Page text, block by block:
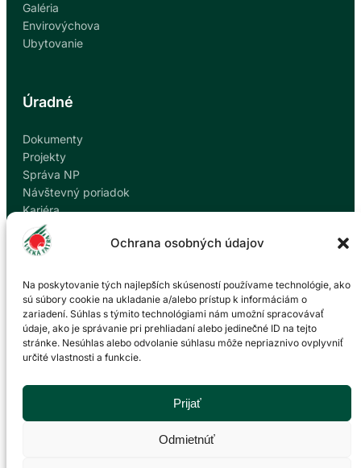
Ochrana osobných údajov
Na poskytovanie tých najlepších skúseností používame technológie, ako
sú súbory cookie na ukladanie a/alebo prístup k informáciám o
zariadení. Súhlas s týmito technológiami nám umožní spracovávať
údaje, ako je správanie pri prehliadaní alebo jedinečné ID na tejto
stránke. Nesúhlas alebo odvolanie súhlasu môže nepriaznivo ovplyvniť
určité vlastnosti a funkcie.
Prijať
Odmietnúť
Galéria
Envirovýchova
Ubytovanie
Úradné
Dokumenty
Projekty
Správa NP
Návštevný poriadok
Kariéra
Kontakty
Ochrana osobných údajov
Kontakt
Správa Národného parku Veľká Fatra so sídlom v
P. O. Hviezdoslava 73/38